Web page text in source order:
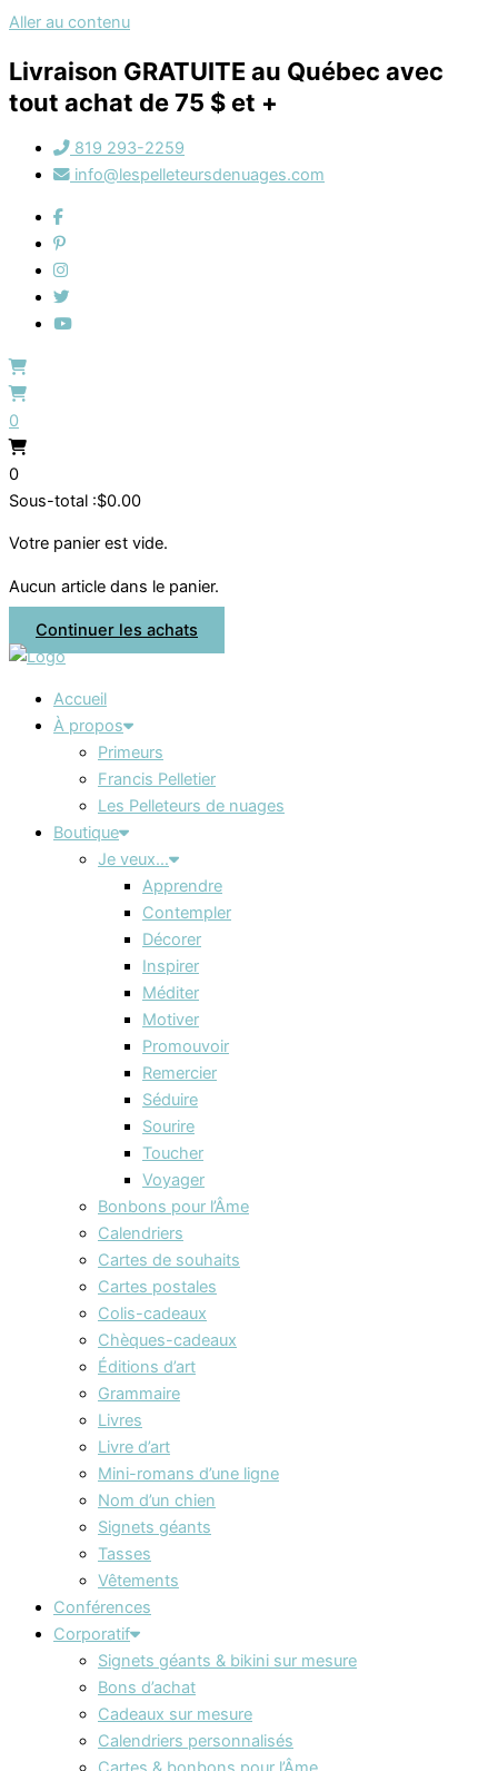
Aller au contenu
Livraison GRATUITE au Québec avec
tout achat de 75 $ et +
819 293-2259
info@lespelleteursdenuages.com
0
0
Sous-total :$0.00
Votre panier est vide.
Aucun article dans le panier.
Continuer les achats
Accueil
À propos
Primeurs
Francis Pelletier
Les Pelleteurs de nuages
Boutique
Je veux…
Apprendre
Contempler
Décorer
Inspirer
Méditer
Motiver
Promouvoir
Remercier
Séduire
Sourire
Toucher
Voyager
Bonbons pour l’Âme
Calendriers
Cartes de souhaits
Cartes postales
Colis-cadeaux
Chèques-cadeaux
Éditions d’art
Grammaire
Livres
Livre d’art
Mini-romans d’une ligne
Nom d’un chien
Signets géants
Tasses
Vêtements
Conférences
Corporatif
Signets géants & bikini sur mesure
Bons d’achat
Cadeaux sur mesure
Calendriers personnalisés